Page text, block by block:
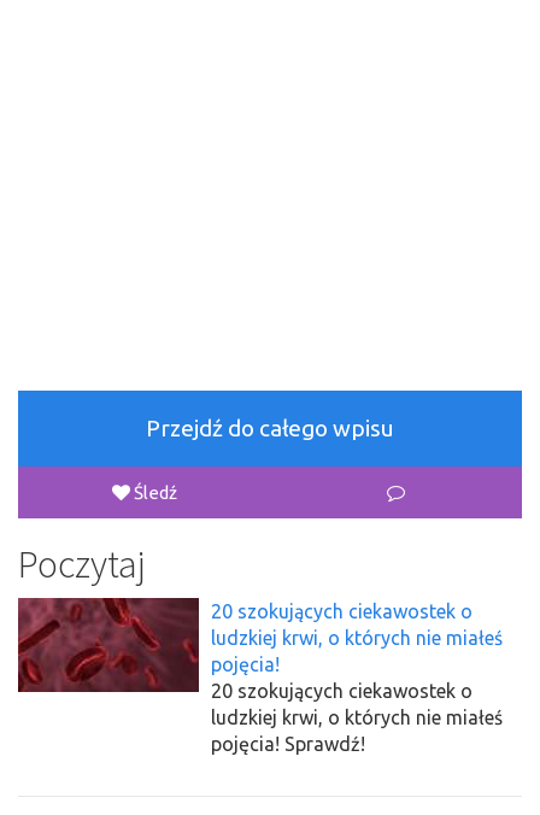
Przejdź do całego wpisu
Śledź
Poczytaj
20 szokujących ciekawostek o
ludzkiej krwi, o których nie miałeś
pojęcia!
20 szokujących ciekawostek o
ludzkiej krwi, o których nie miałeś
pojęcia! Sprawdź!